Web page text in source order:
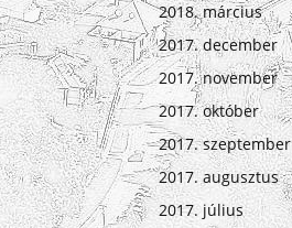
2018. március
2017. december
2017. november
2017. október
2017. szeptember
2017. augusztus
2017. július